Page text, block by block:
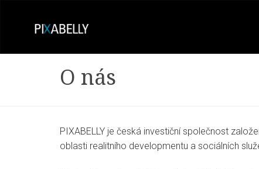
O nás
PIXABELLY je česká investiční společnost
oblasti realitního developmentu a sociálních